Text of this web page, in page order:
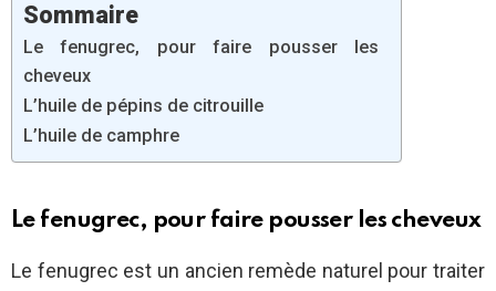
Sommaire
Le fenugrec, pour faire pousser les
cheveux
L’huile de pépins de citrouille
L’huile de camphre
Le fenugrec, pour faire pousser les cheveux
Le fenugrec est un ancien remède naturel pour traiter